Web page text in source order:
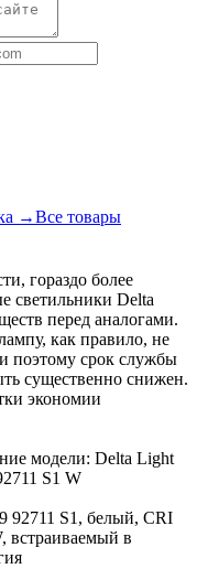
→Все товары
гораздо более
светильники Delta
перед аналогами.
как правило, не
поэтому срок службы
существенно снижен.
экономии
модели: Delta Light
S1 W
92711 S1, белый, CRI
встраиваемый в